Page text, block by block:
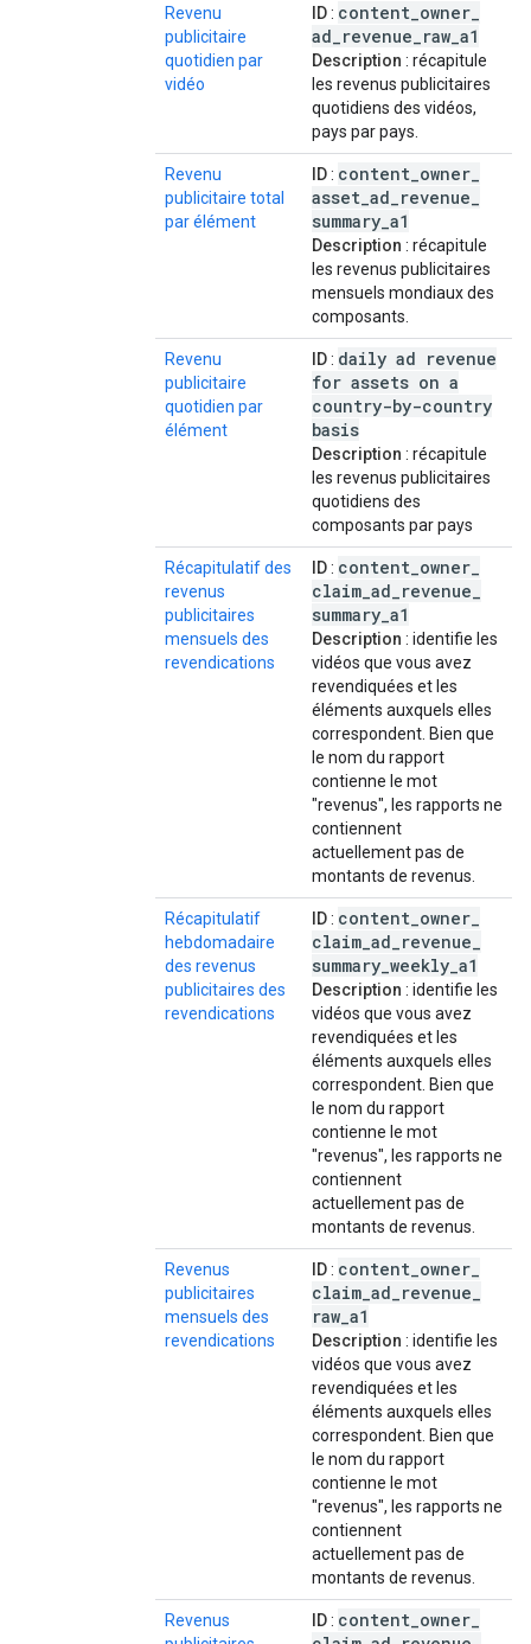
Revenu
publicitaire
quotidien par
vidéo
ID: content owner
ad revenue raw a1
Description : récapitule
les revenus publicitaires
quotidiens des vidéos,
pays par pays.
Revenu
publicitaire total
par élément
ID: content owner
asset ad revenue
summary a1
Description : récapitule
les revenus publicitaires
mensuels mondiaux des
composants.
Revenu
publicitaire
quotidien par
élément
ID: daily ad revenue
for assets on a
country-by-country
basis
Description : récapitule
les revenus publicitaires
quotidiens des
composants par pays
Récapitulatif des
revenus
publicitaires
mensuels des
revendications
ID: content owner
claim ad revenue
summary a1
Description : identifie les
vidéos que vous avez
revendiquées et les
éléments auxquels elles
correspondent. Bien que
le nom du rapport
contienne le mot
"revenus", les rapports ne
contiennent
actuellement pas de
montants de revenus.
Récapitulatif
hebdomadaire
des revenus
publicitaires des
revendications
ID: content owner
claim ad revenue
summary weekly a1
Description : identifie les
vidéos que vous avez
revendiquées et les
éléments auxquels elles
correspondent. Bien que
le nom du rapport
contienne le mot
"revenus", les rapports ne
contiennent
actuellement pas de
montants de revenus.
Revenus
publicitaires
mensuels des
revendications
ID: content owner
claim ad revenue
raw a1
Description : identifie les
vidéos que vous avez
revendiquées et les
éléments auxquels elles
correspondent. Bien que
le nom du rapport
contienne le mot
"revenus", les rapports ne
contiennent
actuellement pas de
montants de revenus.
Revenus
ID: content owner